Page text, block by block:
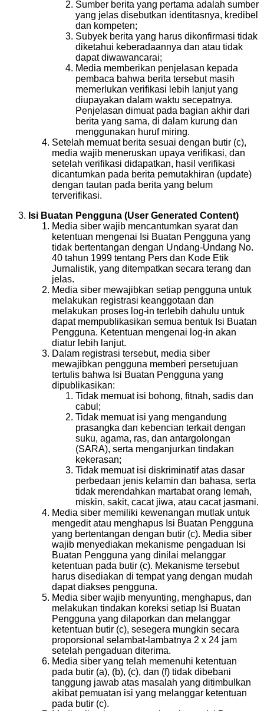
Sumber berita yang pertama adalah sumber
yang jelas disebutkan identitasnya, kredibel
dan kompeten;
Subyek berita yang harus dikonfirmasi tidak
diketahui keberadaannya dan atau tidak
dapat diwawancarai;
Media memberikan penjelasan kepada
pembaca bahwa berita tersebut masih
memerlukan verifikasi lebih lanjut yang
diupayakan dalam waktu secepatnya.
Penjelasan dimuat pada bagian akhir dari
berita yang sama, di dalam kurung dan
menggunakan huruf miring.
Setelah memuat berita sesuai dengan butir (c),
media wajib meneruskan upaya verifikasi, dan
setelah verifikasi didapatkan, hasil verifikasi
dicantumkan pada berita pemutakhiran (update)
dengan tautan pada berita yang belum
terverifikasi.
Isi Buatan Pengguna (User Generated Content)
Media siber wajib mencantumkan syarat dan
ketentuan mengenai Isi Buatan Pengguna yang
tidak bertentangan dengan Undang-Undang No.
40 tahun 1999 tentang Pers dan Kode Etik
Jurnalistik, yang ditempatkan secara terang dan
jelas.
Media siber mewajibkan setiap pengguna untuk
melakukan registrasi keanggotaan dan
melakukan proses log-in terlebih dahulu untuk
dapat mempublikasikan semua bentuk Isi Buatan
Pengguna. Ketentuan mengenai log-in akan
diatur lebih lanjut.
Dalam registrasi tersebut, media siber
mewajibkan pengguna memberi persetujuan
tertulis bahwa Isi Buatan Pengguna yang
dipublikasikan:
Tidak memuat isi bohong, fitnah, sadis dan
cabul;
Tidak memuat isi yang mengandung
prasangka dan kebencian terkait dengan
suku, agama, ras, dan antargolongan
(SARA), serta menganjurkan tindakan
kekerasan;
Tidak memuat isi diskriminatif atas dasar
perbedaan jenis kelamin dan bahasa, serta
tidak merendahkan martabat orang lemah,
miskin, sakit, cacat jiwa, atau cacat jasmani.
Media siber memiliki kewenangan mutlak untuk
mengedit atau menghapus Isi Buatan Pengguna
yang bertentangan dengan butir (c). Media siber
wajib menyediakan mekanisme pengaduan Isi
Buatan Pengguna yang dinilai melanggar
ketentuan pada butir (c). Mekanisme tersebut
harus disediakan di tempat yang dengan mudah
dapat diakses pengguna.
Media siber wajib menyunting, menghapus, dan
melakukan tindakan koreksi setiap Isi Buatan
Pengguna yang dilaporkan dan melanggar
ketentuan butir (c), sesegera mungkin secara
proporsional selambat-lambatnya 2 x 24 jam
setelah pengaduan diterima.
Media siber yang telah memenuhi ketentuan
pada butir (a), (b), (c), dan (f) tidak dibebani
tanggung jawab atas masalah yang ditimbulkan
akibat pemuatan isi yang melanggar ketentuan
pada butir (c).